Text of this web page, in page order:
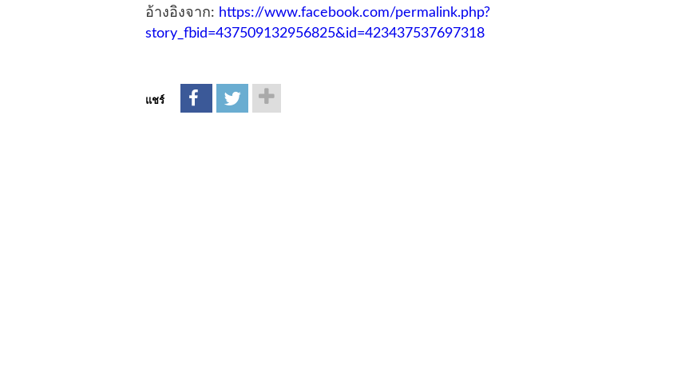
อ้างอิงจาก: https://www.facebook.com/permalink.php?
story_fbid=437509132956825&id=423437537697318
แชร์